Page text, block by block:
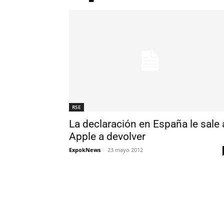
RSE
La declaración en España le sale
Apple a devolver
ExpokNews - 23 mayo 2012